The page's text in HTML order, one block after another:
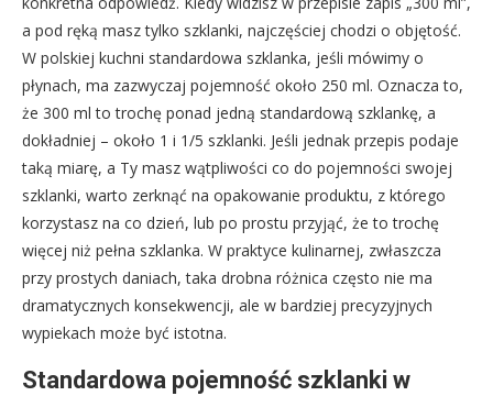
a pod ręką masz tylko szklanki, najczęściej chodzi o objętość.
W polskiej kuchni standardowa szklanka, jeśli mówimy o
płynach, ma zazwyczaj pojemność około 250 ml. Oznacza to,
że 300 ml to trochę ponad jedną standardową szklankę, a
dokładniej – około 1 i 1/5 szklanki. Jeśli jednak przepis podaje
taką miarę, a Ty masz wątpliwości co do pojemności swojej
szklanki, warto zerknąć na opakowanie produktu, z którego
korzystasz na co dzień, lub po prostu przyjąć, że to trochę
więcej niż pełna szklanka. W praktyce kulinarnej, zwłaszcza
przy prostych daniach, taka drobna różnica często nie ma
dramatycznych konsekwencji, ale w bardziej precyzyjnych
wypiekach może być istotna.
Standardowa pojemność szklanki w